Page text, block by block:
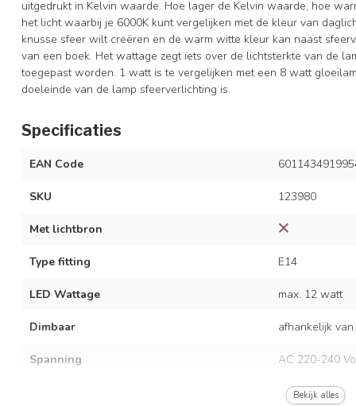
uitgedrukt in Kelvin waarde. Hoe lager de Kelvin waarde, hoe
het licht waarbij je 6000K kunt vergelijken met de kleur van
knusse sfeer wilt creëren en de warm witte kleur kan naast
van een boek. Het wattage zegt iets over de lichtsterkte van de
toegepast worden. 1 watt is te vergelijken met een 8 watt
doeleinde van de lamp sfeerverlichting is.
Specificaties
EAN Code
SKU 123980
Met lichtbron
Type fitting E14
LED Wattage max. 12 watt
Dimbaar afhankelijk
Spanning AC 220-240
50/60 Hz
Bekijk alles